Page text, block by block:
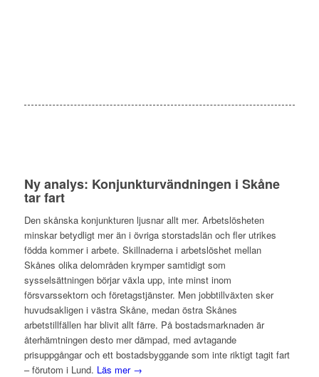
Ny analys: Konjunkturvändningen i Skåne
tar fart
Den skånska konjunkturen ljusnar allt mer. Arbetslösheten
minskar betydligt mer än i övriga storstadslän och fler utrikes
födda kommer i arbete. Skillnaderna i arbetslöshet mellan
Skånes olika delområden krymper samtidigt som
sysselsättningen börjar växla upp, inte minst inom
försvarssektorn och företagstjänster. Men jobbtillväxten sker
huvudsakligen i västra Skåne, medan östra Skånes
arbetstillfällen har blivit allt färre. På bostadsmarknaden är
återhämtningen desto mer dämpad, med avtagande
prisuppgångar och ett bostadsbyggande som inte riktigt tagit fart
– förutom i Lund. Läs mer →